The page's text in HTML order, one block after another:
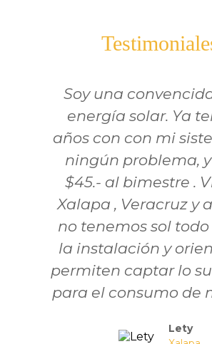
Soy una
energía solar. Ya
años con con mi
ningún problema,
$45.- al bimestre .
Xalapa , Veracruz y
no tenemos sol todo
la instalación y
permiten captar lo
para el consumo de
Lety